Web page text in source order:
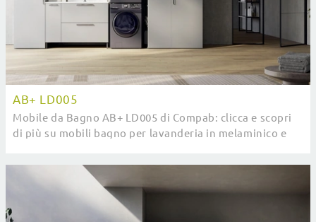
AB+ LD005
Mobile da Bagno AB+ LD005 di Compab: clicca e scopri
di più su mobili bagno per lavanderia in melaminico e